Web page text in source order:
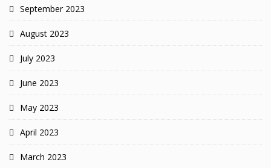
September 2023
August 2023
July 2023
June 2023
May 2023
April 2023
March 2023